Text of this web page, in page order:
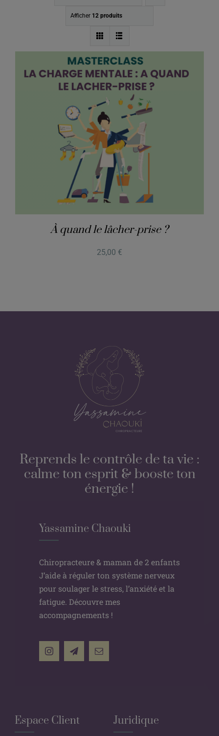
Afficher 12 produits
À quand le lâcher-prise ?
25,00 €
Reprends le contrôle de ta vie :
calme ton esprit & booste ton
énergie !
Yassamine Chaouki
Chiropracteure & maman de 2 enfants
J’aide à réguler ton système nerveux
pour soulager le stress, l’anxiété et la
fatigue. Découvre mes
accompagnements !
Espace Client Juridique